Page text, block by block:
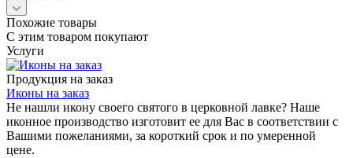
Похожие товары
С этим товаром покупают
Услуги
Продукция на заказ
Иконы на заказ
Не нашли икону своего святого в церковной лавке? Наше
иконное производство изготовит ее для Вас в соответствии с
Вашими пожеланиями, за короткий срок и по умеренной
цене.